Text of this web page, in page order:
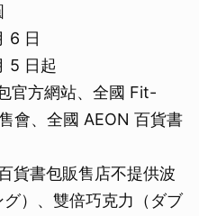
6 日
5 日起
官方網站、全國 Fit-
會、全國 AEON 百貨書
貨書包販售店不提供波
）、雙倍巧克力（ダブ